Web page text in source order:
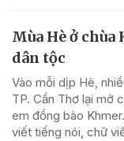
Mùa Hè ở
dân tộc
Vào mỗi dịp Hè,
TP. Cần Thơ lại mở
em đồng bào
viết tiếng nói, chữ